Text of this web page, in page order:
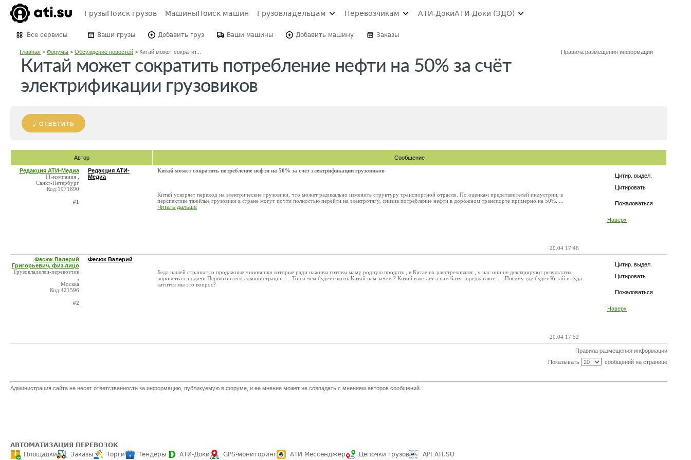
ГрузыПоиск грузов МашиныПоиск машин Грузовладельцам Перевозчикам АТИ-ДокиАТИ-Доки (ЭДО)
Все сервисы Ваши грузы Добавить груз Ваши машины Добавить машину Заказы
Главная >Форумы >Обсуждение новостей > Китай может сократит... Правила размещения информации
Китай может сократить потребление нефти на 50% за счёт
электрификации грузовиков
ОТВЕТИТЬ
Автор Сообщение
Цитир. выдел.
Цитировать
Пожаловаться
Наверх
Редакция АТИ-Медиа
IT-компания ,
Санкт-Петербург
Код:1971890
#1
Редакция АТИ-
Медиа
Китай может сократить потребление нефти на 50% за счёт электрификации грузовиков
Китай ускоряет переход на электрические грузовики, что может радикально изменить структуру транспортной отрасли. По оценкам представителей индустрии, в
перспективе тяжёлые грузовики в стране могут почти полностью перейти на электротягу, снизив потребление нефти в дорожном транспорте примерно на 50%. ...
Читать дальше
20.04 17:46
Цитир. выдел.
Цитировать
Пожаловаться
Наверх
Фесюк Валерий
Григорьевич, физ.лицо
Грузовладелец-перевозчик
Москва
Код:421596
#2
Фесюк Валерий
Беда нашей страны это продажные чиновники которые ради наживы готовы маму родную продать , в Китае их расстреливают , у нас они не декларируют результаты
воровства с подачи Первого и его администрации..... То на чем будет ездить Китай нам зачем ? Китай взлетает а нам батут предлагают...... Посему где будет Китай и куда
катится мы это вопрос?
20.04 17:52
Правила размещения информации
Показывать
сообщений на странице
Администрация сайта не несет ответственности за информацию, публикуемую в форуме, и ее мнение может не совпадать с мнением авторов сообщений.
АВТОМАТИЗАЦИЯ ПЕРЕВОЗОК
Площадки
Заказы Торги Тендеры АТИ-Доки GPS-мониторинг АТИ Мессенджер Цепочки грузов API ATI.SU